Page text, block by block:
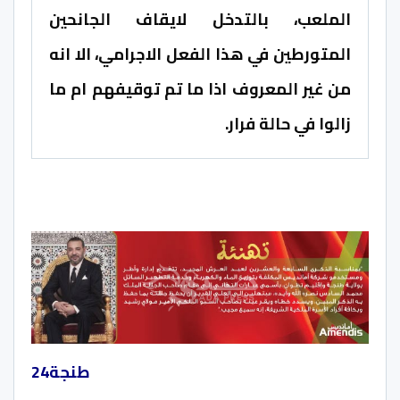
الملعب، بالتدخل لايقاف الجانحين
المتورطين في هذا الفعل الاجرامي، الا انه
من غير المعروف اذا ما تم توقيفهم ام ما
زالوا في حالة فرار.
طنجة24